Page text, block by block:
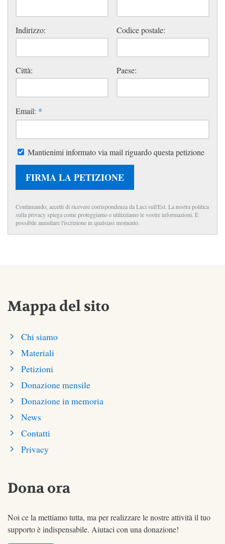
Indirizzo: Codice postale:
Città: Paese:
Email: *
Mantienimi informato via mail riguardo questa petizione
FIRMA LA PETIZIONE
Continuando, accetti di ricevere corrispondenza da Luci sull'Est. La nostra politica
sulla privacy spiega come proteggiamo e utilizziamo le vostre informazioni. È
possibile annullare l'iscrizione in qualsiasi momento.
Mappa del sito
Chi siamo
Materiali
Petizioni
Donazione mensile
Donazione in memoria
News
Contatti
Privacy
Dona ora
Noi ce la mettiamo tutta, ma per realizzare le nostre attività il tuo
supporto è indispensabile. Aiutaci con una donazione!